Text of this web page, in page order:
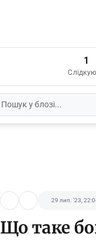
1
29 лип. '23,
Що таке